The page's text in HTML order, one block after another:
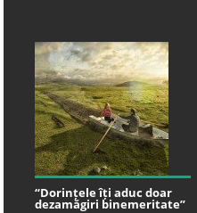
“Dorințele îți aduc doar
dezamăgiri binemeritate”